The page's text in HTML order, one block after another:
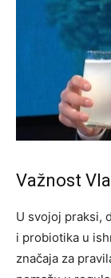
Važnost
U svojoj praksi,
i probiotika u
značaja za